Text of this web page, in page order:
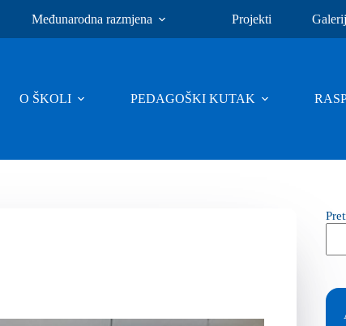
Međunarodna razmjena Projekti
O ŠKOLI PEDAGOŠKI KUTAK